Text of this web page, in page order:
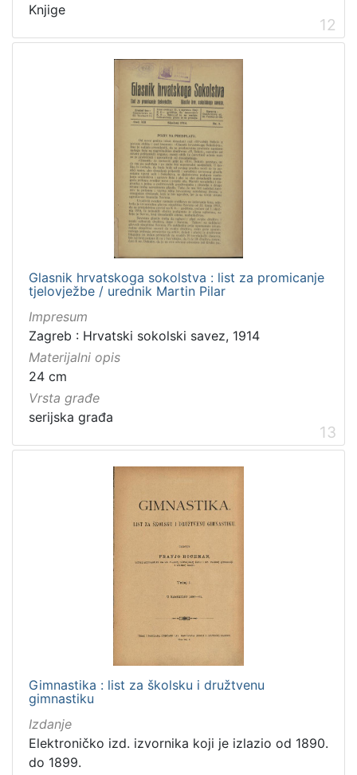
Knjige
12
Glasnik hrvatskoga sokolstva : list za promicanje
tjelovježbe / urednik Martin Pilar
Impresum
Zagreb : Hrvatski sokolski savez, 1914
Materijalni opis
24 cm
Vrsta građe
serijska građa
13
Gimnastika : list za školsku i družtvenu
gimnastiku
Izdanje
Elektroničko izd. izvornika koji je izlazio od 1890.
do 1899.